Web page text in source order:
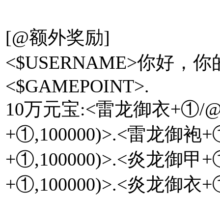
[@额外奖励]
<$USERNAME>你好，
<$GAMEPOINT>.
10万元宝:<雷龙御衣+①/
+①,100000)>.<雷龙御袍
+①,100000)>.<炎龙御甲
+①,100000)>.<炎龙御衣